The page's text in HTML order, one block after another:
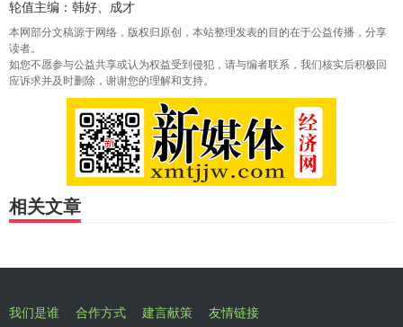
轮值主编：韩好、成才
本网部分文稿源于网络，版权归原创，本站整理发表的目的在于公益传播，分享
读者。
如您不愿参与公益共享或认为权益受到侵犯，请与编者联系，我们核实后积极回
应诉求并及时删除，谢谢您的理解和支持。
相关文章
我们是谁 合作方式 建言献策 友情链接